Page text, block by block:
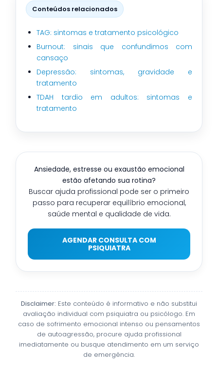
Conteúdos relacionados
TAG: sintomas e tratamento psicológico
Burnout: sinais que confundimos com
cansaço
Depressão: sintomas, gravidade e
tratamento
TDAH tardio em adultos: sintomas e
tratamento
Ansiedade, estresse ou exaustão emocional
estão afetando sua rotina?
Buscar ajuda profissional pode ser o primeiro
passo para recuperar equilíbrio emocional,
saúde mental e qualidade de vida.
AGENDAR CONSULTA COM
PSIQUIATRA
Disclaimer: Este conteúdo é informativo e não substitui
avaliação individual com psiquiatra ou psicólogo. Em
caso de sofrimento emocional intenso ou pensamentos
de autoagressão, procure ajuda profissional
imediatamente ou busque atendimento em um serviço
de emergência.